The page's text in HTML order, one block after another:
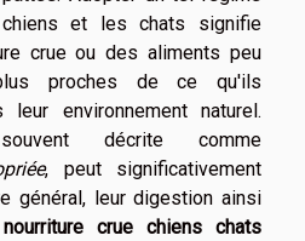
et les chats signifie
crue ou des aliments peu
proches de ce qu'ils
leur environnement naturel.
décrite comme
, peut significativement
général, leur digestion ainsi
nourriture crue chiens chats